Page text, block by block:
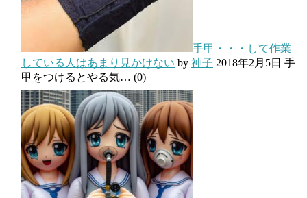
手甲・・・して作業
している人はあまり見かけない by 神子 2018年2月5日 手
甲をつけるとやる気… (0)